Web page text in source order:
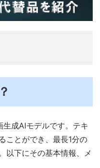
成AIモデルです。テキ
ことができ、最長1分の
以下にその基本情報、メ